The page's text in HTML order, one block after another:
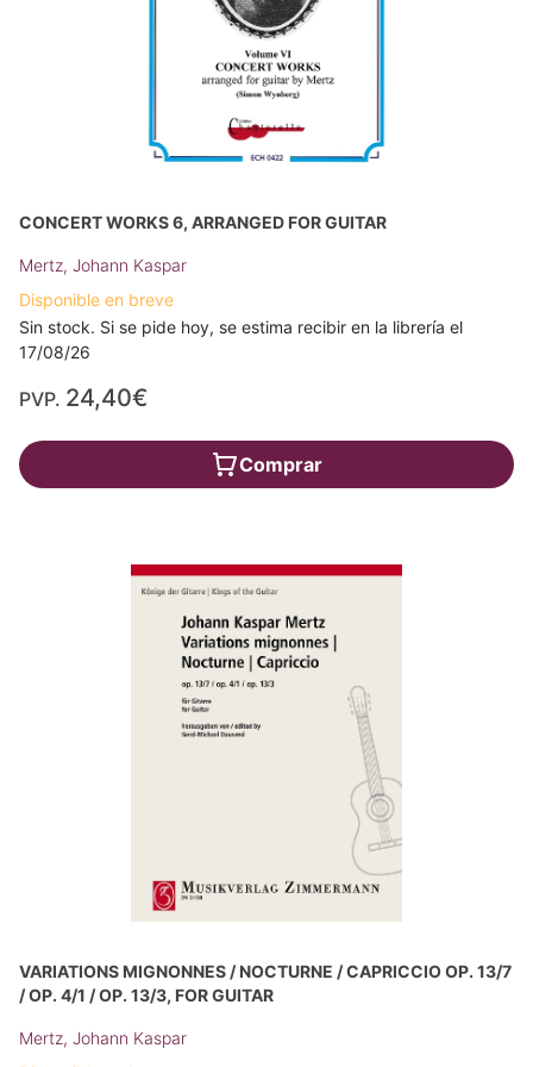
CONCERT WORKS 6, ARRANGED FOR GUITAR
Mertz, Johann Kaspar
Disponible en breve
Sin stock. Si se pide hoy, se estima recibir en la librería el
17/08/26
PVP. 24,40€
Comprar
VARIATIONS MIGNONNES / NOCTURNE / CAPRICCIO OP. 13/7
/ OP. 4/1 / OP. 13/3, FOR GUITAR
Mertz, Johann Kaspar